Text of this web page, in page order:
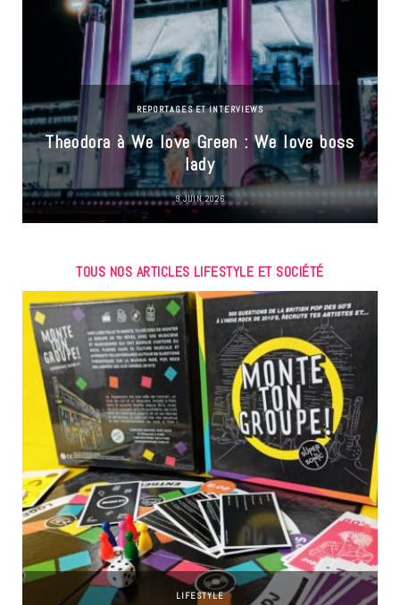
REPORTAGES ET INTERVIEWS
Theodora à We love Green : We love boss
lady
9 JUIN 2026
TOUS NOS ARTICLES LIFESTYLE ET SOCIÉTÉ
LIFESTYLE